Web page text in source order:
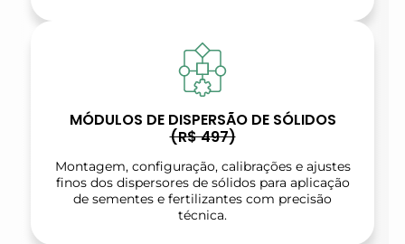
MÓDULOS DE DISPERSÃO DE SÓLIDOS
(R$ 497)
Montagem, configuração, calibrações e ajustes
finos dos dispersores de sólidos para aplicação
de sementes e fertilizantes com precisão
técnica.